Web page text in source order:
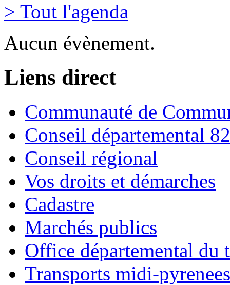
> Tout l'agenda
Aucun évènement.
Liens direct
Communauté de
Conseil départemental 82
Conseil régional
Vos droits et démarches
Cadastre
Marchés publics
Office départemental du
Transports midi-pyrenees